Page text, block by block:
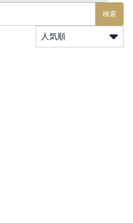
検索
人気順